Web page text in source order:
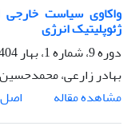
واکاوی سیاست خارجی
ژئوپلیتیک انرژی
دوره 9، شماره 1، بهار 1404، صفحه
بهادر زارعی،
مشاهده مقاله
اصل